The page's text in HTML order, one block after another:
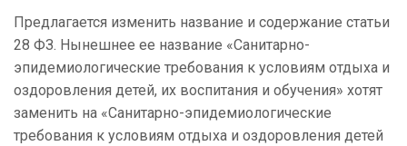
Предлагается изменить название и содержание статьи
28 ФЗ. Нынешнее ее название «Санитарно-
эпидемиологические требования к условиям отдыха и
оздоровления детей, их воспитания и обучения» хотят
заменить на «Санитарно-эпидемиологические
требования к условиям отдыха и оздоровления детей